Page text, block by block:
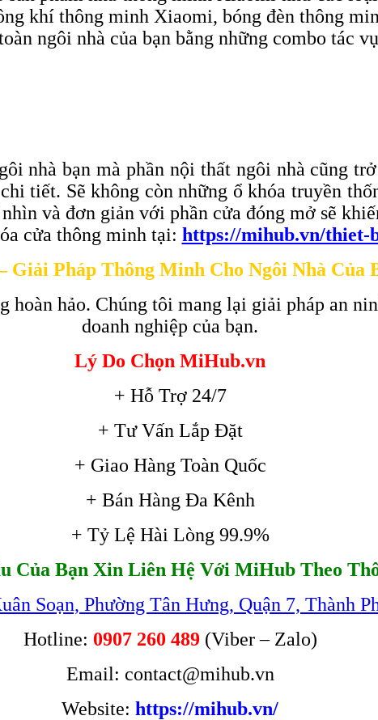
khí thông minh Xiaomi, bóng đèn thông
ngôi nhà của bạn bằng những combo tác
nhà bạn mà phần nội thất ngôi nhà cũng
tiết. Sẽ không còn những ổ khóa truyền
và đơn giản với phần cửa đóng mở sẽ
cửa thông minh tại: https://mihub.vn/thiet-
Giải Pháp Thông Minh Cho Ngôi Nhà Của
hoàn hảo. Chúng tôi mang lại giải pháp an
doanh nghiệp của bạn.
Lý Do Chọn MiHub.vn
+ Hỗ Trợ 24/7
+ Tư Vấn Lắp Đặt
+ Giao Hàng Toàn Quốc
+ Bán Hàng Đa Kênh
+ Tỷ Lệ Hài Lòng 99.9%
Của Bạn Xin Liên Hệ Với MiHub Theo
Soạn, Phường Tân Hưng, Quận 7, Thành
Hotline: 0907 260 489(Viber – Zalo)
Email: contact@mihub.vn
Website: https://mihub.vn/